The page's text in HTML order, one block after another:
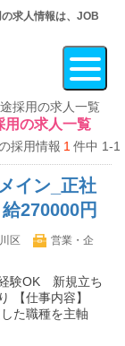
求人情報は、JOB
採用の求人一覧
用の求人一覧
採用情報 1 件中 1-1
イン_正社
270000円
区
営業・企
験OK 新規立ち
【仕事内容】
た職種を主軸